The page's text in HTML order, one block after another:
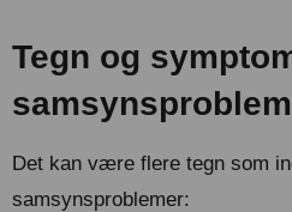
Tegn og
Det kan være flere tegn som
samsynsproblemer: